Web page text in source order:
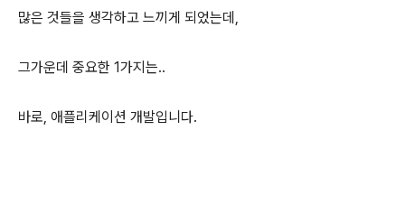
많은 것들을 생각하고 느끼게 되었는데,
그가운데 중요한 1가지는..
바로, 애플리케이션 개발입니다.